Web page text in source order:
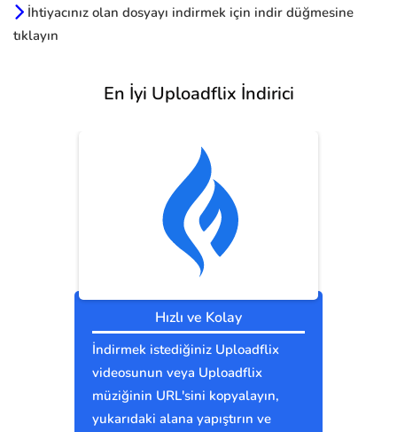
İhtiyacınız olan dosyayı indirmek için indir düğmesine
tıklayın
En İyi Uploadflix İndirici
Hızlı ve Kolay
İndirmek istediğiniz Uploadflix
videosunun veya Uploadflix
müziğinin URL'sini kopyalayın,
yukarıdaki alana yapıştırın ve